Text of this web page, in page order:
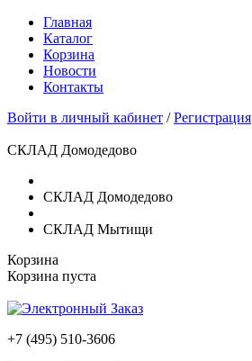
Главная
Каталог
Корзина
Новости
Контакты
Войти в личный кабинет /Регистрация
СКЛАД Домодедово
СКЛАД Домодедово
СКЛАД Мытищи
Корзина
Корзина пуста
+7 (495) 510-3606